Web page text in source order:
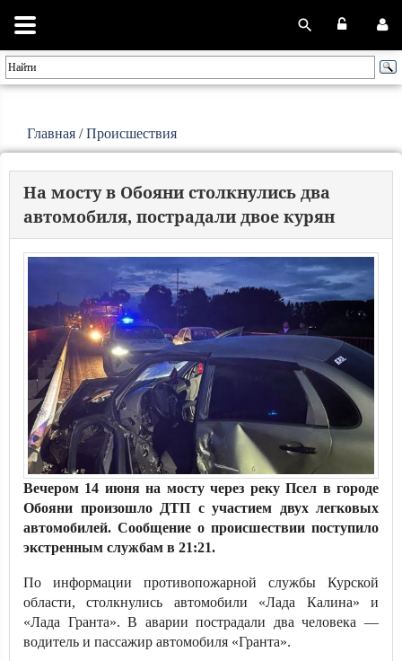
Главная /Происшествия
На мосту в Обояни столкнулись два
автомобиля, пострадали двое курян
Вечером 14 июня на мосту через реку Псел в городе
Обояни произошло ДТП с участием двух легковых
автомобилей. Сообщение о происшествии поступило
экстренным службам в 21:21.
По информации противопожарной службы Курской
области, столкнулись автомобили «Лада Калина» и
«Лада Гранта». В аварии пострадали два человека —
водитель и пассажир автомобиля «Гранта».